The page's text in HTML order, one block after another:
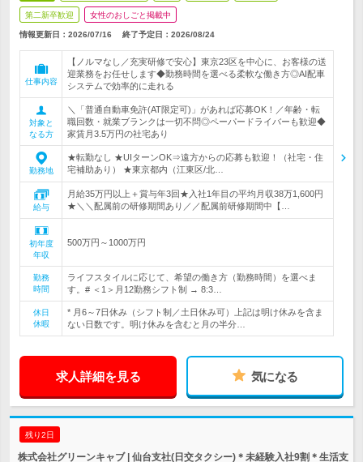
第二新卒歓迎 女性のおしごと掲載中
情報更新日：2026/07/16 終了予定日： 2026/08/24
仕事内容
【ノルマなし／充実研修で安心】東京23区を中心に、お客様の送
迎業務をお任せします◆勤務時間を選べる柔軟な働き方◎AI配車
システムで効率的に走れる
対象と
なる方
＼「普通自動車免許(AT限定可)」があれば応募OK！／年齢・転
職回数・就業ブランクは一切不問◎ペーパードライバーも歓迎◆
家賃月3.5万円の社宅あり
勤務地
★転勤なし ★UIターンOK⇒遠方からの応募も歓迎！（社宅・住
宅補助あり） ★東京都内（江東区/北…
給与
月給35万円以上＋賞与年3回★入社1年目の平均月収38万1,600円
★＼＼配属前の研修期間あり／／配属前研修期間中【…
初年度
年収
500万円～1000万円
勤務
時間
ライフスタイルに応じて、希望の働き方（勤務時間）を選べま
す。# ＜1＞月12勤務シフト制 → 8:3…
休日
休暇
* 月6～7日休み（シフト制／土日休み可）上記は明け休みを含ま
ない日数です。明け休みを含むと月の半分…
求人詳細を見る 気になる
残り2日
株式会社グリーンキャブ | 仙台支社(日交タクシー)＊未経験入社9割＊生活支